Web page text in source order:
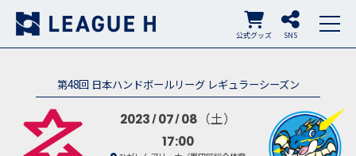
SNS
公式グッズ
第48回 日本ハンドボールリーグ レギュラーシーズン
2023 07 08 （土）
17:00